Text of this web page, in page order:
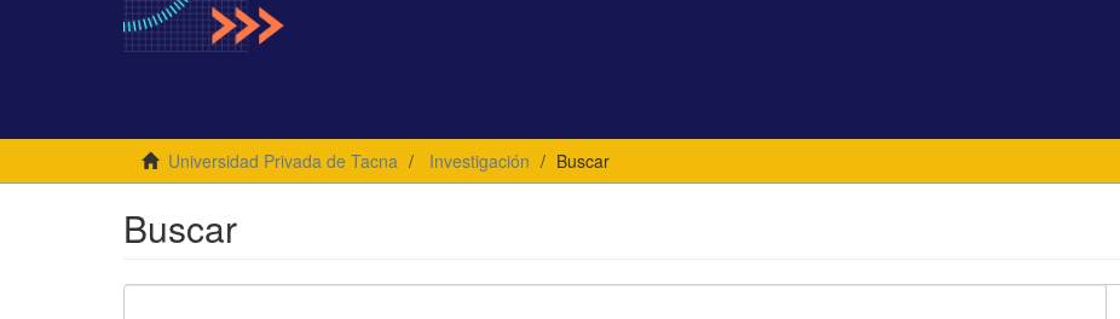
Universidad Privada de Tacna Investigación Buscar
Buscar